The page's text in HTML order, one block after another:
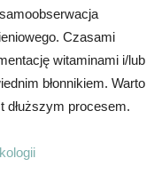
Czasami
witaminami i/lub
błonnikiem. Warto
dłuższym procesem.